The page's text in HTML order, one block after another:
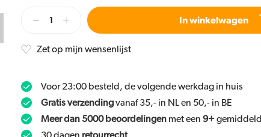
In winkelwagen
Zet op mijn wensenlijst
Voor 23:00 besteld, de volgende werkdag in huis
Gratis verzendingvanaf 35,- in NL en 50,- in BE
Meer dan 5000 beoordelingen met een 9+gemiddeld